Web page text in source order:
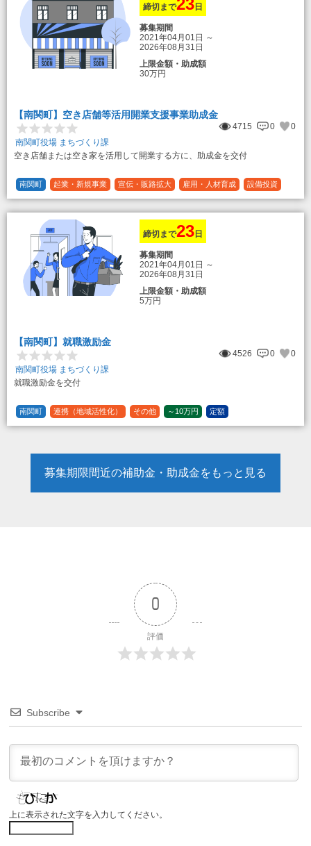
締切まで23 日
募集期間
2021年04月01日 ～
2026年08月31日
上限金額・助成額
30万円
【南関町】空き店舗等活用開業支援事業助成金
4715 0
0
南関町役場 まちづくり課
空き店舗または空き家を活用して開業する方に、助成金を交付
南関町 起業・新規事業 宣伝・販路拡大 雇用・人材育成
設備投資
運転資金
連携（地域活性化） ～30万円 1/3 (33%)
締切まで23 日
募集期間
2021年04月01日 ～
2026年08月31日
上限金額・助成額
5万円
【南関町】就職激励金
4526 0
0
南関町役場 まちづくり課
就職激励金を交付
南関町 連携（地域活性化） その他 ～10万円 定額
募集期限間近の補助金・助成金をもっと見る
0
評価
Subscribe
上に表示された文字を入力してください。